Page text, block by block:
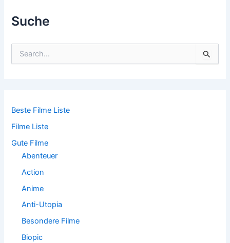
Suche
n
c
h
Beste Filme Liste
Filme Liste
Gute Filme
Abenteuer
Action
Anime
Anti-Utopia
Besondere Filme
Biopic